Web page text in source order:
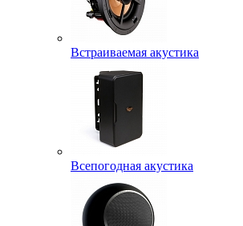
Встраиваемая акустика
Всепогодная акустика